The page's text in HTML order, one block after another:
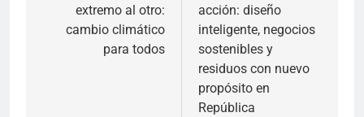
entradas
extremo al otro:
cambio climático
para todos
acción: diseño
inteligente, negocios
sostenibles y
residuos con nuevo
propósito en
República